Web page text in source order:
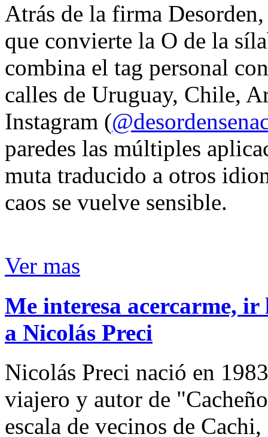
Atrás de la firma
que convierte la O de la
combina el tag personal
calles de Uruguay, Chile,
Instagram (
paredes las múltiples
muta traducido a otros
caos se vuelve sensible.
Ver mas
Me interesa acercarme,
a Nicolás Preci
Nicolás Preci nació en
viajero y autor de
escala de vecinos de